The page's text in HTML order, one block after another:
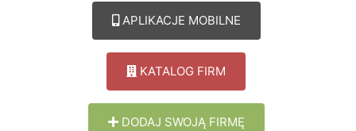
APLIKACJE MOBILNE
KATALOG FIRM
DODAJ SWOJĄ FIRMĘ